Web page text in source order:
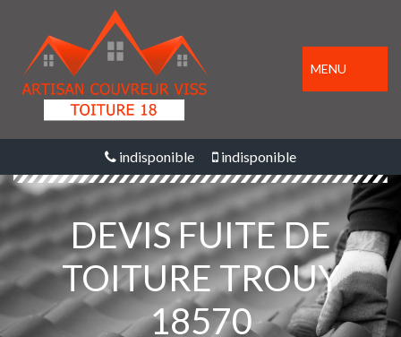
MENU
indisponible indisponible
DEVIS FUITE DE
TOITURE TROUY
18570